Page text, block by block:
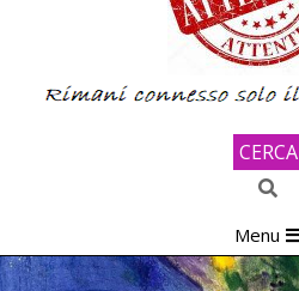
CERCA
Search
Navigation
Menu